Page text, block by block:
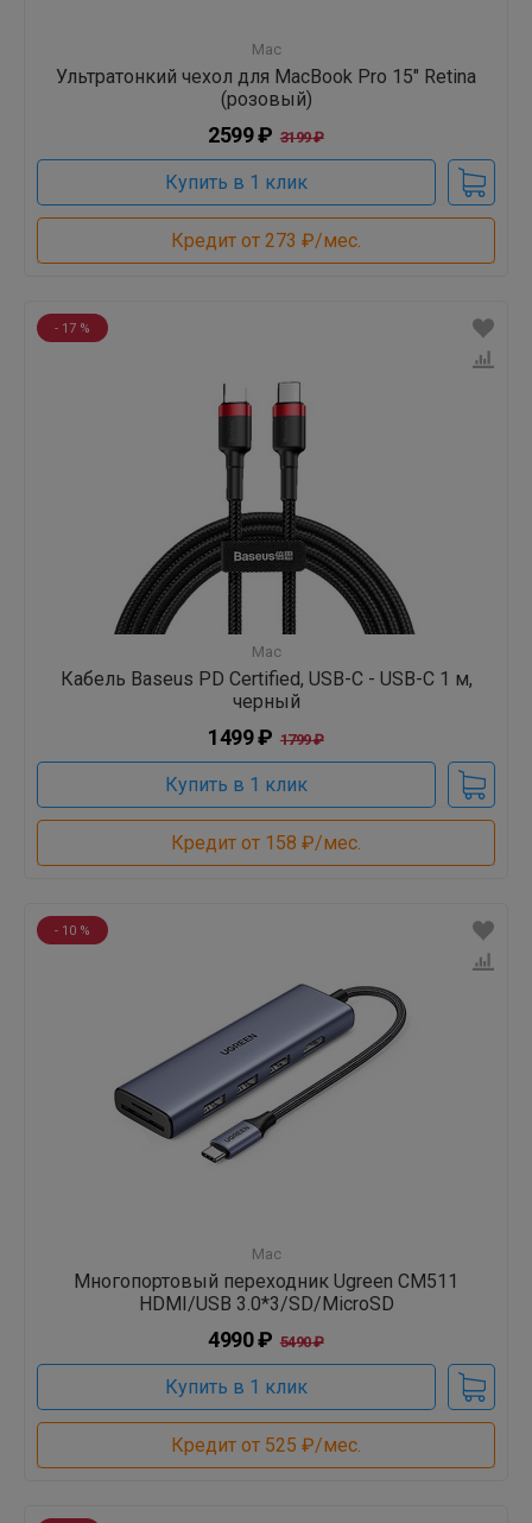
Mac
Ультратонкий чехол для MacBook Pro 15" Retina
(розовый)
2599 ₽ 3199 ₽
Купить в 1 клик
Кредит от 273 ₽/мес.
- 17 %
Mac
Кабель Baseus PD Certified, USB-C - USB-C 1 м,
черный
1499 ₽ 1799 ₽
Купить в 1 клик
Кредит от 158 ₽/мес.
- 10 %
Mac
Многопортовый переходник Ugreen CM511
HDMI/USB 3.0*3/SD/MicroSD
4990 ₽ 5490 ₽
Купить в 1 клик
Кредит от 525 ₽/мес.